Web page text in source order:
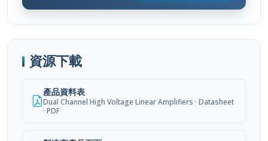
資源下載
產品資料表
Dual Channel High Voltage Linear Amplifiers · Datasheet
· PDF